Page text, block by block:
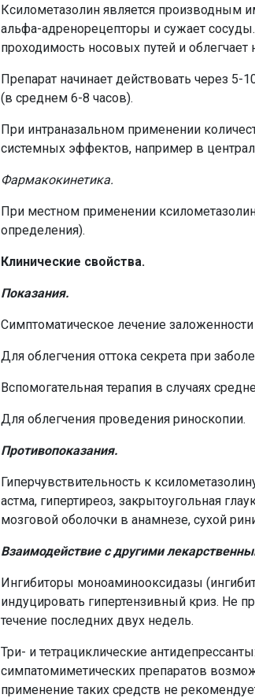
Ксилометазолин является производным
альфа-адренорецепторы и сужает
проходимость носовых путей и
Препарат начинает действовать через 5-
(в среднем 6-8 часов).
При интраназальном применении
системных эффектов, например в
Фармакокинетика.
При местном применении
определения).
Клинические свойства.
Показания.
Симптоматическое лечение заложенности
Для облегчения оттока секрета при
Вспомогательная терапия в случаях
Для облегчения проведения риноскопии.
Противопоказания.
Гиперчувствительность к
астма, гипертиреоз, закрытоугольная
мозговой оболочки в анамнезе, сухой
Взаимодействие с другими
Ингибиторы моноаминооксидазы
индуцировать гипертензивный криз.
течение последних двух недель.
Три- и тетрациклические
симпатомиметических препаратов
применение таких средств не